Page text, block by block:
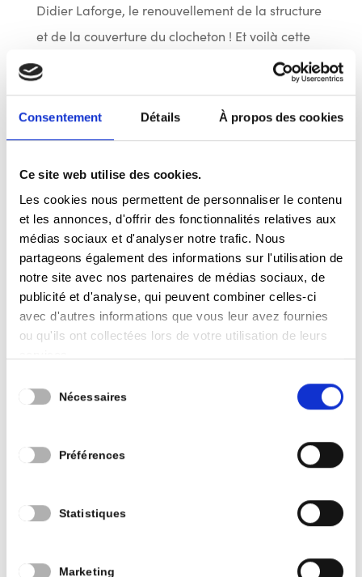
Consentement Détails À propos des cookies
Ce site web utilise des cookies.
Les cookies nous permettent de personnaliser le contenu
et les annonces, d'offrir des fonctionnalités relatives aux
médias sociaux et d'analyser notre trafic. Nous
partageons également des informations sur l'utilisation de
notre site avec nos partenaires de médias sociaux, de
publicité et d'analyse, qui peuvent combiner celles-ci
avec d'autres informations que vous leur avez fournies
ou qu'ils ont collectées lors de votre utilisation de leurs
Nécessaires
Préférences
Statistiques
Marketing
Didier Laforge, le renouvellement de la structure
et de la couverture du clocheton ! Et voilà cette
chapelle, chère aux arlonais, parée pour
Merci à Paul Foguenne pour les photos !